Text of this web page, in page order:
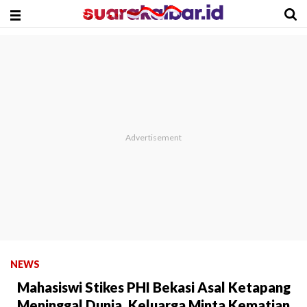
NEWS
Mahasiswi Stikes PHI Bekasi Asal Ketapang